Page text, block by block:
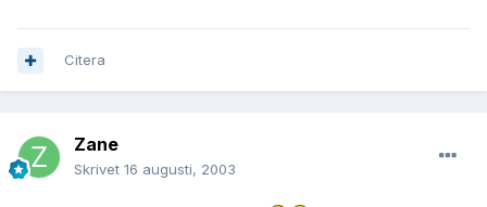
Citera
Zane
Skrivet 16 augusti, 2003